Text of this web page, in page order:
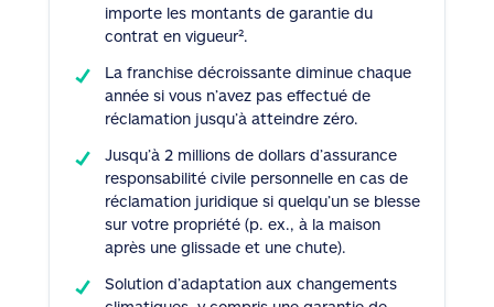
importe les montants de garantie du
contrat en vigueur².
La franchise décroissante diminue chaque
année si vous n’avez pas effectué de
réclamation jusqu’à atteindre zéro.
Jusqu’à 2 millions de dollars d’assurance
responsabilité civile personnelle en cas de
réclamation juridique si quelqu’un se blesse
sur votre propriété (p. ex., à la maison
après une glissade et une chute).
Solution d’adaptation aux changements